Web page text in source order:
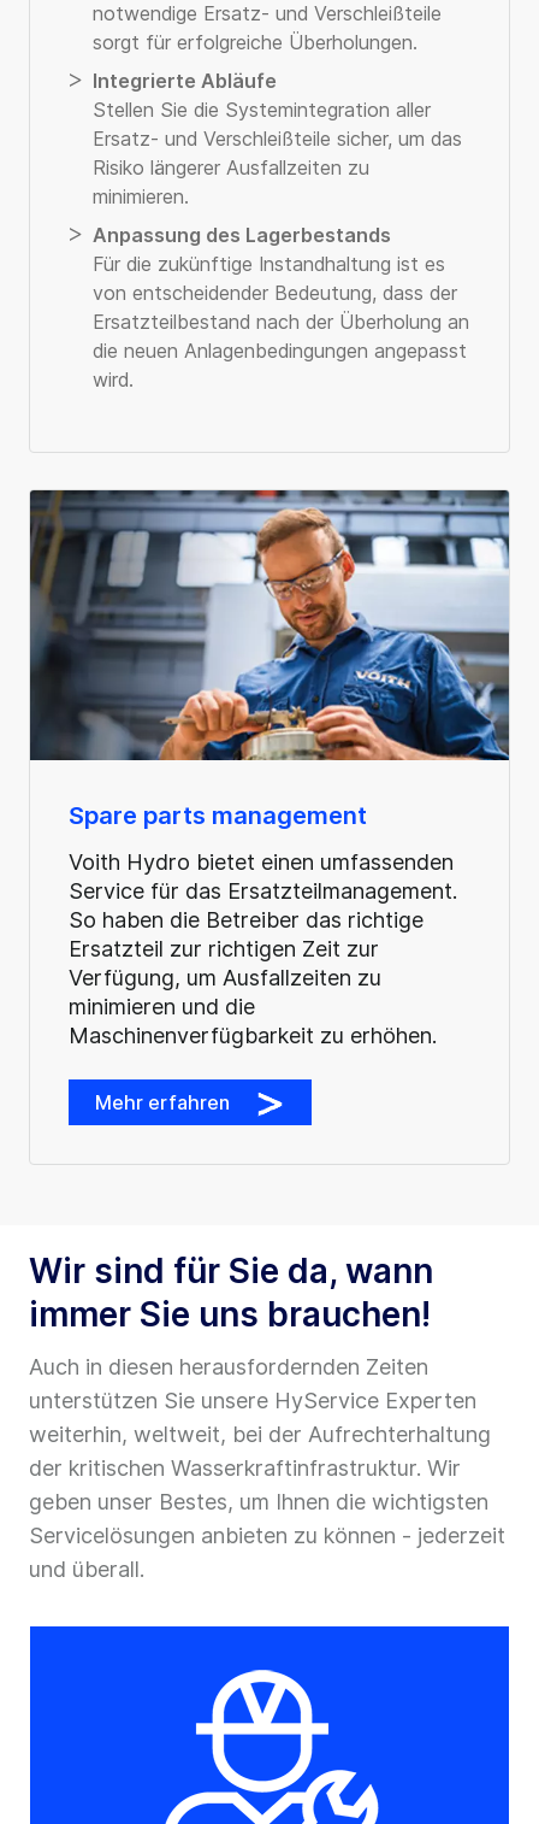
notwendige Ersatz- und Verschleißteile
sorgt für erfolgreiche Überholungen.
Integrierte Abläufe
Stellen Sie die Systemintegration aller
Ersatz- und Verschleißteile sicher, um das
Risiko längerer Ausfallzeiten zu
minimieren.
Anpassung des Lagerbestands
Für die zukünftige Instandhaltung ist es
von entscheidender Bedeutung, dass der
Ersatzteilbestand nach der Überholung an
die neuen Anlagenbedingungen angepasst
wird.
Spare parts management
Voith Hydro bietet einen umfassenden
Service für das Ersatzteilmanagement.
So haben die Betreiber das richtige
Ersatzteil zur richtigen Zeit zur
Verfügung, um Ausfallzeiten zu
minimieren und die
Maschinenverfügbarkeit zu erhöhen.
Mehr erfahren
Wir sind für Sie da, wann
immer Sie uns brauchen!
Auch in diesen herausfordernden Zeiten
unterstützen Sie unsere HyService Experten
weiterhin, weltweit, bei der Aufrechterhaltung
der kritischen Wasserkraftinfrastruktur. Wir
geben unser Bestes, um Ihnen die wichtigsten
Servicelösungen anbieten zu können - jederzeit
und überall.